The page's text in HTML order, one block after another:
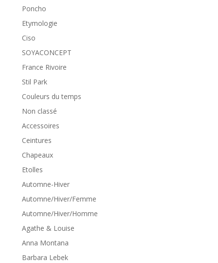
Poncho
Etymologie
Ciso
SOYACONCEPT
France Rivoire
Stil Park
Couleurs du temps
Non classé
Accessoires
Ceintures
Chapeaux
Etolles
Automne-Hiver
Automne/Hiver/Femme
Automne/Hiver/Homme
Agathe & Louise
Anna Montana
Barbara Lebek